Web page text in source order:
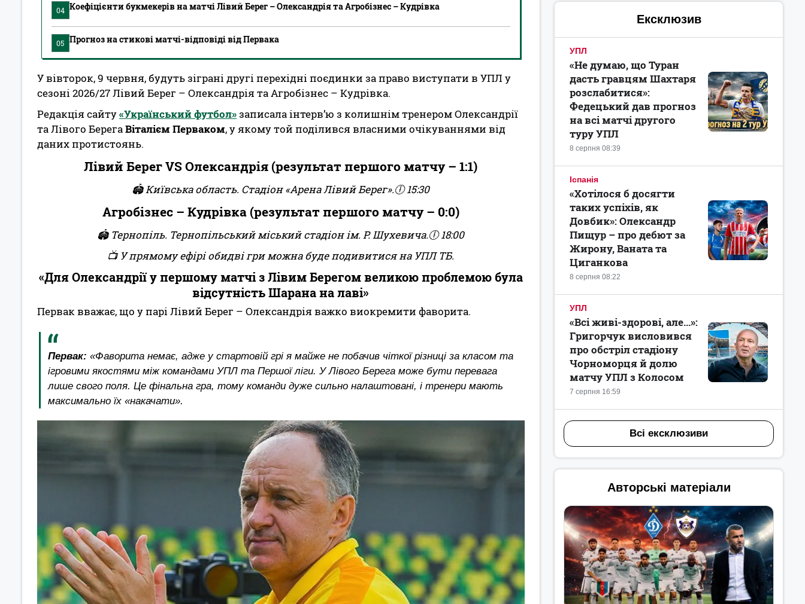
04 Коефіцієнти букмекерів на матчі Лівий Берег – Олександрія та Агробізнес – Кудрівка
05 Прогноз на стикові матчі-відповіді від Первака
У вівторок, 9 червня, будуть зіграні другі перехідні поєдинки за право виступати в УПЛ у
сезоні 2026/27 Лівий Берег – Олександрія та Агробізнес – Кудрівка.
Редакція сайту«Український футбол»записала інтерв’ю з колишнім тренером Олександрії
та Лівого БерегаВіталієм Перваком, у якому той поділився власними очікуваннями від
даних протистоянь.
Лівий Берег VS Олександрія (результат першого матчу – 1:1)
🏟 Київська область. Стадіон «Арена Лівий Берег».🕕 15:30
Агробізнес – Кудрівка (результат першого матчу – 0:0)
🏟 Тернопіль. Тернопільський міський стадіон ім. Р. Шухевича.🕕 18:00
📺 У прямому ефірі обидві гри можна буде подивитися на УПЛ ТБ.
«Для Олександрії у першому матчі з Лівим Берегом великою проблемою була
відсутність Шарана на лаві»
Первак вважає, що у парі Лівий Берег – Олександрія важко виокремити фаворита.
Первак: «Фаворита немає, адже у стартовій грі я майже не побачив чіткої різниці за класом та
ігровими якостями між командами УПЛ та Першої ліги. У Лівого Берега може бути перевага
лише свого поля. Це фінальна гра, тому команди дуже сильно налаштовані, і тренери мають
максимально їх «накачати».
Ексклюзив
УПЛ
8 серпня 08:39
«Не думаю, що Туран
дасть гравцям Шахтаря
розслабитися»:
Федецький дав прогноз
на всі матчі другого
туру УПЛ
Іспанія
8 серпня 08:22
«Хотілося б досягти
таких успіхів, як
Довбик»: Олександр
Пищур – про дебют за
Жирону, Ваната та
Циганкова
УПЛ
7 серпня 16:59
«Всі живі-здорові, але...»:
Григорчук висловився
про обстріл стадіону
Чорноморця й долю
матчу УПЛ з Колосом
Всі ексклюзиви
Авторські матеріали